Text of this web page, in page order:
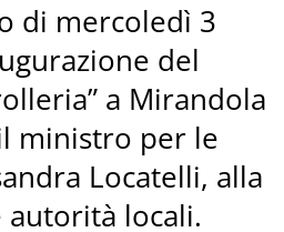
di mercoledì 3
del
a Mirandola
ministro per le
Locatelli, alla
autorità locali.